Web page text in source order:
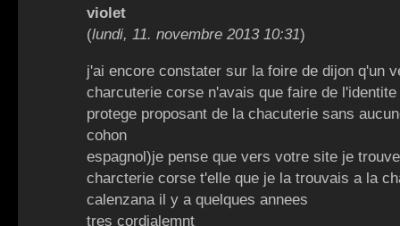
violet
(lundi, 11. novembre 2013 10:31)
j'ai encore constater sur la foire de dijon q'un
charcuterie corse n'avais que faire de l'identite
protege proposant de la chacuterie sans
cohon
espagnol)je pense que vers votre site je
charcterie corse t'elle que je la trouvais a la
calenzana il y a quelques annees
tres cordialemnt